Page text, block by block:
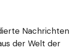
Nachrichten
der Welt der